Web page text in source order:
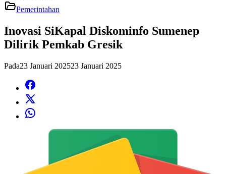
Pemerintahan
Inovasi SiKapal Diskominfo Sumenep
Dilirik Pemkab Gresik
Pada23 Januari 202523 Januari 2025